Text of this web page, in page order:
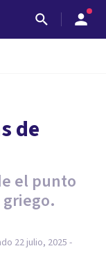
de
el punto
22 julio, 2025 -